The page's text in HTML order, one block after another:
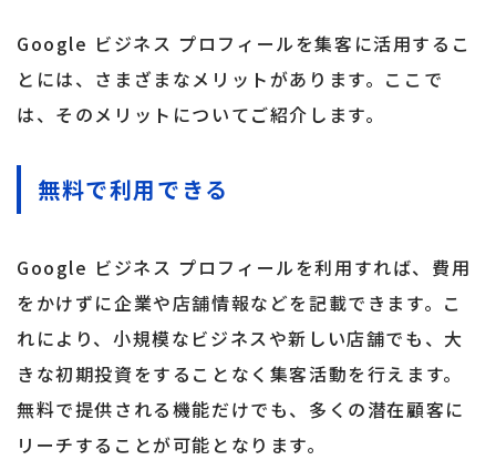
Google ビジネス プロフィールを集客に活用するこ
とには、さまざまなメリットがあります。ここで
は、そのメリットについてご紹介します。
無料で利用できる
Google ビジネス プロフィールを利用すれば、費用
をかけずに企業や店舗情報などを記載できます。こ
れにより、小規模なビジネスや新しい店舗でも、大
きな初期投資をすることなく集客活動を行えます。
無料で提供される機能だけでも、多くの潜在顧客に
リーチすることが可能となります。